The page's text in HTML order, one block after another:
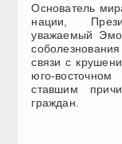
Основатель
нации,
уважаемый
связи с
юго-
ставшим
граждан.